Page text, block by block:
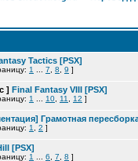
Tactics [PSX]
1 7 8 9 ]
] Final Fantasy VIII [PSX]
1 10 11 12 ]
Грамотная
1 2 ]
[PSX]
1 6 7 8 ]